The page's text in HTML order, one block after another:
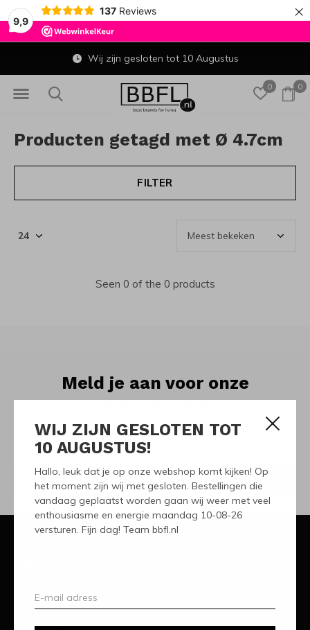
9,9
137 Reviews ×
WIJ ZIJN GESLOTEN TOT
10 AUGUSTUS!
Hallo, leuk dat je op onze webshop komt kijken! Op
het moment zijn wij met gesloten. Bestellingen die
vandaag geplaatst worden gaan wij weer met veel
enthousiasme en energie maandag 10-08-26
versturen. Fijn dag! Team bbfl.nl
0 0
Wij zijn gesloten tot 10 Augustus
Producten getagd met Ø 4.7cm
FILTER
Seen 0 of the 0 products
Meld je aan voor onze
nieuwsbrief
Ontvang de nieuwste aanbiedingen en promoties
ABONNEER
Klantenservice
Categorieën
Over ons